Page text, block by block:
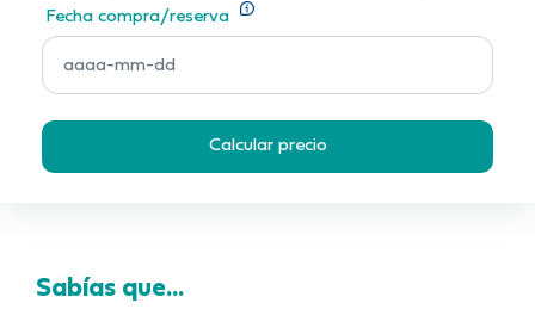
Fecha compra/reserva
Sabías que...